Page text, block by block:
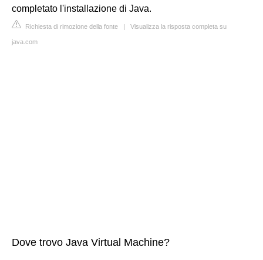
completato l'installazione di Java.
Richiesta di rimozione della fonte | Visualizza la risposta completa su
java.com
Dove trovo Java Virtual Machine?